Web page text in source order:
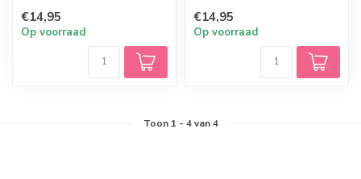
€14,95
Op voorraad
€14,95
Op voorraad
Toon 1 - 4van 4